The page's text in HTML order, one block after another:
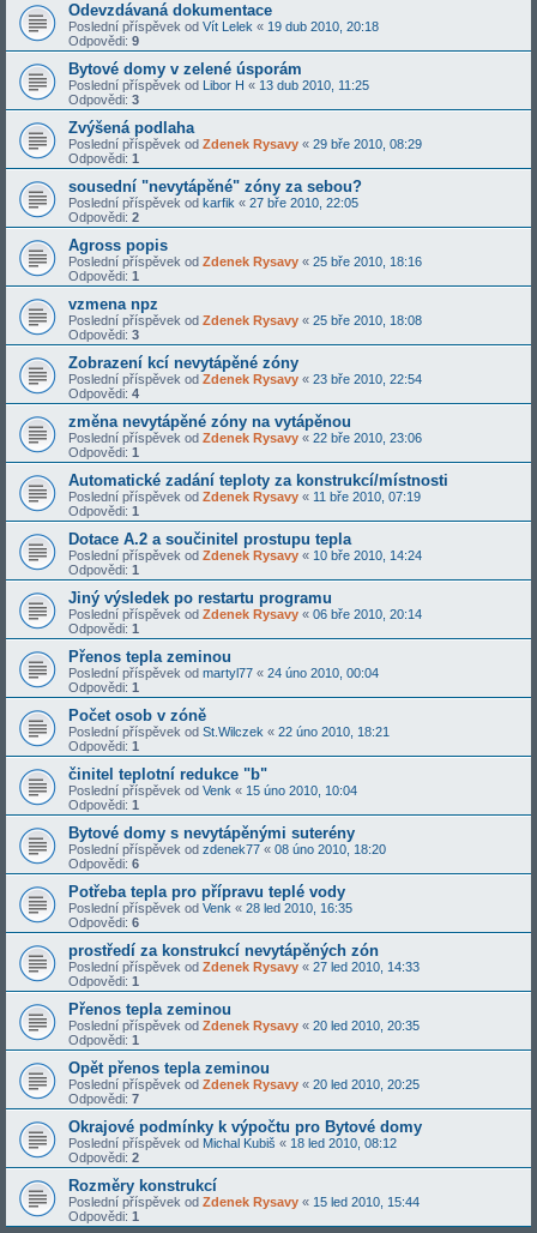
Odevzdávaná dokumentace
Poslední příspěvek od Vít Lelek « 19 dub 2010, 20:18
Odpovědi: 9
Bytové domy v zelené úsporám
Poslední příspěvek od Libor H « 13 dub 2010, 11:25
Odpovědi: 3
Zvýšená podlaha
Poslední příspěvek od Zdenek Rysavy « 29 bře 2010, 08:29
Odpovědi: 1
sousední "nevytápěné" zóny za sebou?
Poslední příspěvek od karfik « 27 bře 2010, 22:05
Odpovědi: 2
Agross popis
Poslední příspěvek od Zdenek Rysavy « 25 bře 2010, 18:16
Odpovědi: 1
vzmena npz
Poslední příspěvek od Zdenek Rysavy « 25 bře 2010, 18:08
Odpovědi: 3
Zobrazení kcí nevytápěné zóny
Poslední příspěvek od Zdenek Rysavy « 23 bře 2010, 22:54
Odpovědi: 4
změna nevytápěné zóny na vytápěnou
Poslední příspěvek od Zdenek Rysavy « 22 bře 2010, 23:06
Odpovědi: 1
Automatické zadání teploty za konstrukcí/místnosti
Poslední příspěvek od Zdenek Rysavy « 11 bře 2010, 07:19
Odpovědi: 1
Dotace A.2 a součinitel prostupu tepla
Poslední příspěvek od Zdenek Rysavy « 10 bře 2010, 14:24
Odpovědi: 1
Jiný výsledek po restartu programu
Poslední příspěvek od Zdenek Rysavy « 06 bře 2010, 20:14
Odpovědi: 1
Přenos tepla zeminou
Poslední příspěvek od martyl77 « 24 úno 2010, 00:04
Odpovědi: 1
Počet osob v zóně
Poslední příspěvek od St.Wilczek « 22 úno 2010, 18:21
Odpovědi: 1
činitel teplotní redukce "b"
Poslední příspěvek od Venk « 15 úno 2010, 10:04
Odpovědi: 1
Bytové domy s nevytápěnými suterény
Poslední příspěvek od zdenek77 « 08 úno 2010, 18:20
Odpovědi: 6
Potřeba tepla pro přípravu teplé vody
Poslední příspěvek od Venk « 28 led 2010, 16:35
Odpovědi: 6
prostředí za konstrukcí nevytápěných zón
Poslední příspěvek od Zdenek Rysavy « 27 led 2010, 14:33
Odpovědi: 1
Přenos tepla zeminou
Poslední příspěvek od Zdenek Rysavy « 20 led 2010, 20:35
Odpovědi: 1
Opět přenos tepla zeminou
Poslední příspěvek od Zdenek Rysavy « 20 led 2010, 20:25
Odpovědi: 7
Okrajové podmínky k výpočtu pro Bytové domy
Poslední příspěvek od Michal Kubiš « 18 led 2010, 08:12
Odpovědi: 2
Rozměry konstrukcí
Poslední příspěvek od Zdenek Rysavy « 15 led 2010, 15:44
Odpovědi: 1